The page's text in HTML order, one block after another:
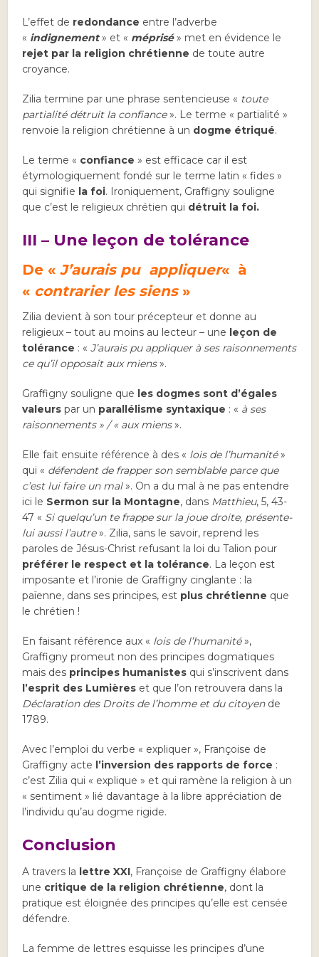
L’effet de redondance entre l’adverbe
« indignement» et « méprisé» met en évidence le
rejet par la religion chrétienne de toute autre
croyance.
Zilia termine par une phrase sentencieuse « toute
partialité détruit la confiance». Le terme « partialité »
renvoie la religion chrétienne à un dogme étriqué.
Le terme « confiance » est efficace car il est
étymologiquement fondé sur le terme latin « fides »
qui signifie la foi. Ironiquement, Graffigny souligne
que c’est le religieux chrétien qui détruit la foi.
III – Une leçon de tolérance
De «J’aurais pu appliquer« à
« contrarier les siens»
Zilia devient à son tour précepteur et donne au
religieux – tout au moins au lecteur – une leçon de
tolérance : «J’aurais pu appliquer à ses raisonnements
ce qu’il opposait aux miens».
Graffigny souligne que les dogmes sont d’égales
valeurs par un parallélisme syntaxique : « à ses
raisonnements » / « aux miens».
Elle fait ensuite référence à des « lois de l’humanité»
qui « défendent de frapper son semblable parce que
c’est lui faire un mal». On a du mal à ne pas entendre
ici le Sermon sur la Montagne, dans Matthieu, 5, 43-
47 « Si quelqu’un te frappe sur la joue droite, présente-
lui aussi l’autre». Zilia, sans le savoir, reprend les
paroles de Jésus-Christ refusant la loi du Talion pour
préférer le respect et la tolérance. La leçon est
imposante et l’ironie de Graffigny cinglante : la
païenne, dans ses principes, est plus chrétienne que
le chrétien !
En faisant référence aux « lois de l’humanité»,
Graffigny promeut non des principes dogmatiques
mais des principes humanistes qui s’inscrivent dans
l’esprit des Lumières et que l’on retrouvera dans la
Déclaration des Droits de l’homme et du citoyende
1789.
Avec l’emploi du verbe « expliquer », Françoise de
Graffigny acte l’inversion des rapports de force :
c’est Zilia qui « explique » et qui ramène la religion à un
« sentiment » lié davantage à la libre appréciation de
l’individu qu’au dogme rigide.
Conclusion
A travers la lettre XXI, Françoise de Graffigny élabore
une critique de la religion chrétienne, dont la
pratique est éloignée des principes qu’elle est censée
défendre.
La femme de lettres esquisse les principes d’une